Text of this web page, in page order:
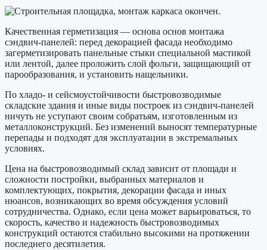
Качественная герметизация — основа основ монтажа
сэндвич-панелей: перед декорацией фасада необходимо
загерметизировать панельные стыки специальной мастикой
или лентой, далее проложить слой фольги, защищающий от
парообразования, и установить нащельники.
По хладо- и сейсмоустойчивости быстровозводимые
складские здания и иные виды построек из сэндвич-панелей
ничуть не уступают своим собратьям, изготовленным из
металлоконструкций. Без изменений выносят температурные
перепады и подходят для эксплуатации в экстремальных
условиях.
Цена на быстровозводимый склад зависит от площади и
сложности постройки, выбранных материалов и
комплектующих, покрытия, декорации фасада и иных
нюансов, возникающих во время обсуждения условий
сотрудничества. Однако, если цена может варьироваться, то
скорость, качество и надежность быстровозводимых
конструкций остаются стабильно высокими на протяжении
последнего десятилетия.